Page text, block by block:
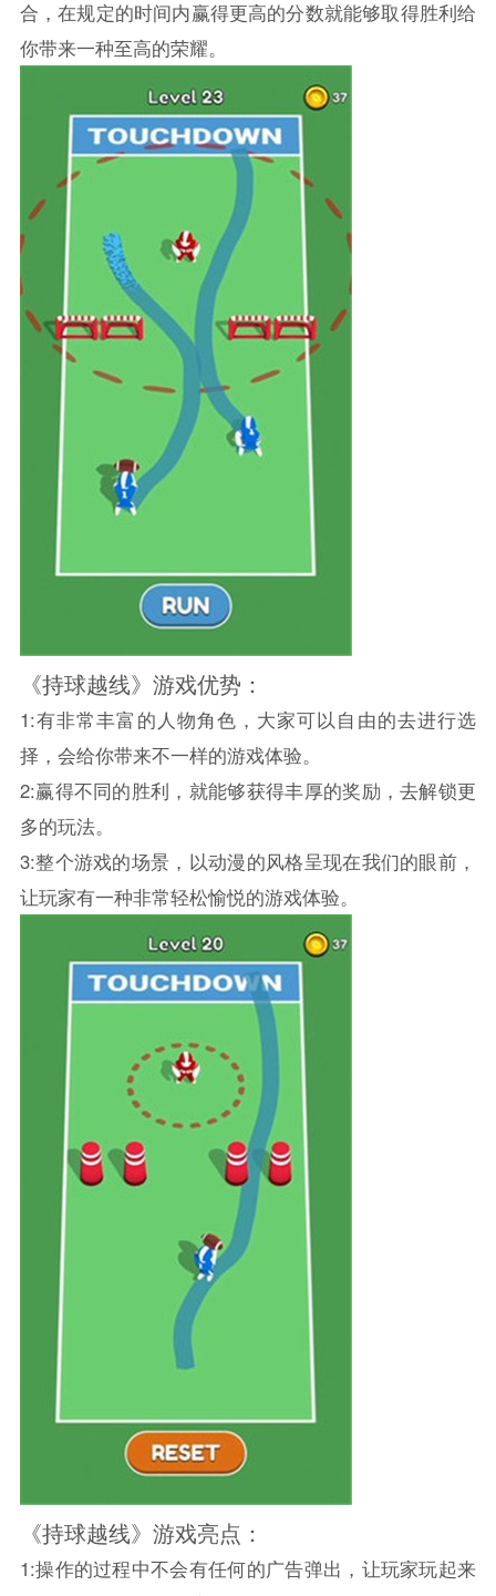
合，在规定的时间内赢得更高的分数就能够取得胜利给
你带来一种至高的荣耀。
《持球越线》游戏优势：
1:有非常丰富的人物角色，大家可以自由的去进行选
择，会给你带来不一样的游戏体验。
2:赢得不同的胜利，就能够获得丰厚的奖励，去解锁更
多的玩法。
3:整个游戏的场景，以动漫的风格呈现在我们的眼前，
让玩家有一种非常轻松愉悦的游戏体验。
《持球越线》游戏亮点：
1:操作的过程中不会有任何的广告弹出，让玩家玩起来